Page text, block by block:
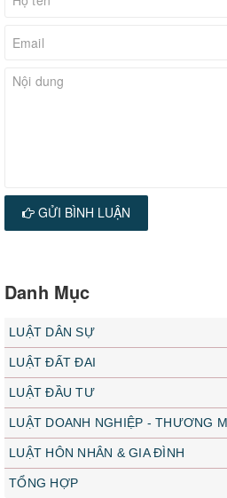
GỬI BÌNH LUẬN
Danh Mục
LUẬT DÂN SỰ
LUẬT ĐẤT ĐAI
LUẬT ĐẦU TƯ
LUẬT DOANH NGHIỆP - THƯƠNG
LUẬT HÔN NHÂN & GIA ĐÌNH
TỔNG HỢP